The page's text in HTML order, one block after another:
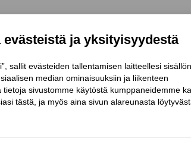
Niiden avulla voidaan